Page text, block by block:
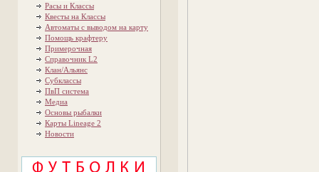
Расы и Классы
Квесты на Классы
Автоматы с выводом на карту
Помощь крафтеру
Примерочная
Справочник L2
Клан/Альянс
Субклассы
ПвП система
Медиа
Основы рыбалки
Карты Lineage 2
Новости